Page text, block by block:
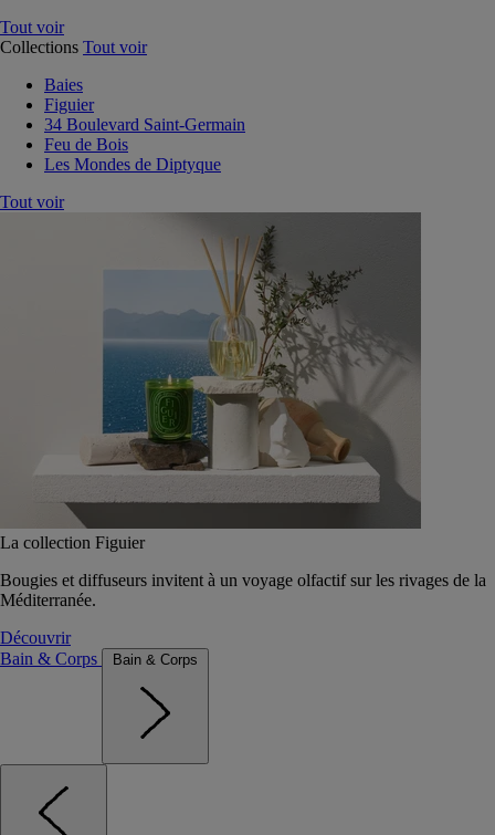
Tout voir
Collections Tout voir
Baies
Figuier
34 Boulevard Saint-Germain
Feu de Bois
Les Mondes de Diptyque
Tout voir
La collection Figuier
Bougies et diffuseurs invitent à un voyage olfactif sur les rivages de la
Méditerranée.
Découvrir
Bain & Corps
Bain & Corps